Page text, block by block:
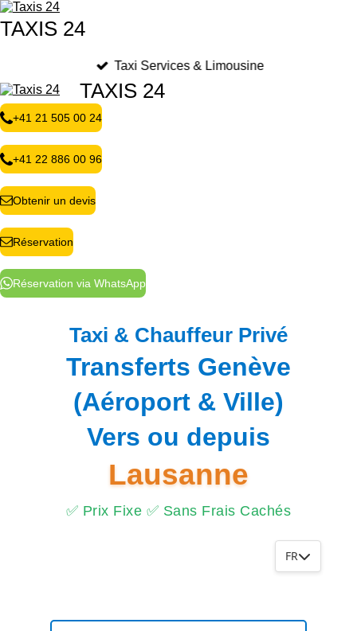
Passer
au
TAXIS 24
Taxi Services & Limousine
TAXIS 24
+41 21 505 00 24
+41 22 886 00 96
Obtenir un devis
Réservation
Réservation via WhatsApp
Taxi & Chauffeur Privé
Transferts Genève
(Aéroport & Ville)
Vers ou depuis
Lausanne
✅ Prix Fixe ✅ Sans Frais Cachés
FR